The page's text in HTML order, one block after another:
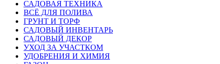
САДОВАЯ ТЕХНИКА
ВСЁ ДЛЯ ПОЛИВА
ГРУНТ И ТОРФ
САДОВЫЙ ИНВЕНТАРЬ
САДОВЫЙ ДЕКОР
УХОД ЗА УЧАСТКОМ
УДОБРЕНИЯ И ХИМИЯ